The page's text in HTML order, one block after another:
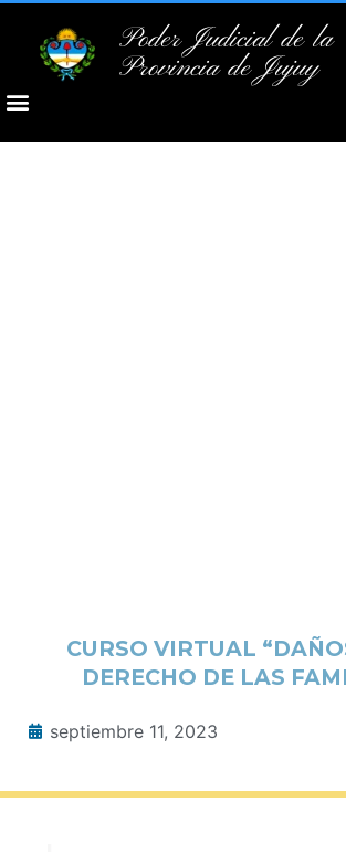
Poder Judicial de la
Provincia de Jujuy
CURSO VIRTUAL
DERECHO DE LAS
septiembre 11, 2023